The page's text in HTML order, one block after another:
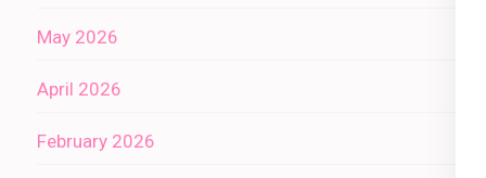
May 2026
April 2026
February 2026